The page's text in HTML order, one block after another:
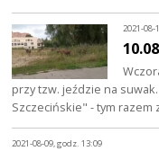
2021-08-
przy tzw. jeździe na
Szczecińskie" - tym razem
2021-08-09, godz. 13:09